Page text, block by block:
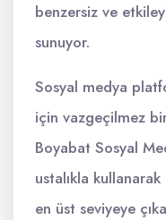
benzersiz ve
sunuyor.
Sosyal medya
için vazgeçilmez
Boyabat Sosyal
ustalıkla kullanarak
en üst seviyeye